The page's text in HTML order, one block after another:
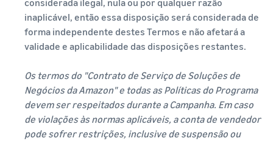
inaplicável, então essa disposição será considerada de
forma independente destes Termos e não afetará a
validade e aplicabilidade das disposições restantes.
Os termos do "Contrato de Serviço de Soluções de
Negócios da Amazon" e todas as Políticas do Programa
devem ser respeitados durante a Campanha. Em caso
de violações às normas aplicáveis, a conta de vendedor
pode sofrer restrições, inclusive de suspensão ou